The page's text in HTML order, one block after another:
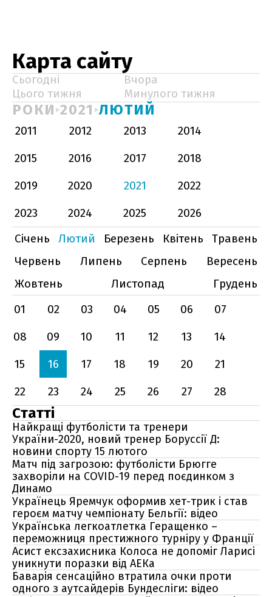
Карта сайту
Сьогодні
Вчора
Цього тижня
Минулого тижня
РОКИ 2021 ЛЮТИЙ
2011 2012 2013
2014
2015
2016 2017
2018
2019
2020 2021
2022
2023
2024 2025
2026
Січень
Лютий Березень Квітень
Травень
Червень
Липень Серпень
Вересень
Жовтень
Листопад
Грудень
01
02 03 04 05 06
07
08
09 10 11 12 13
14
15
16 17 18 19 20
21
22
23 24 25 26 27 28
Статті
Найкращі футболісти та тренери
України-2020, новий тренер Боруссії Д:
новини спорту 15 лютого
Матч під загрозою: футболісти Брюгге
захворіли на COVID-19 перед поєдинком з
Динамо
Українець Яремчук оформив хет-трик і став
героєм матчу чемпіонату Бельгії: відео
Українська легкоатлетка Геращенко –
переможниця престижного турніру у Франції
Асист ексзахисника Колоса не допоміг Ларисі
уникнути поразки від АЕКа
Баварія сенсаційно втратила очки проти
одного з аутсайдерів Бундесліги: відео